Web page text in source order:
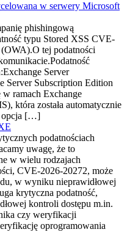
w serwery Microsoft
phishingową
typu Stored XSS CVE-
tej podatności
Server
Server Subscription Edition
w ramach Exchange
która została automatycznie
opcja […]
podatnościach
uwagę, że to
w wielu rodzajach
CVE-2026-20272, może
w wyniku nieprawidłowej
krytyczna podatność,
kontroli dostępu m.in.
czy weryfikacji
oprogramowania